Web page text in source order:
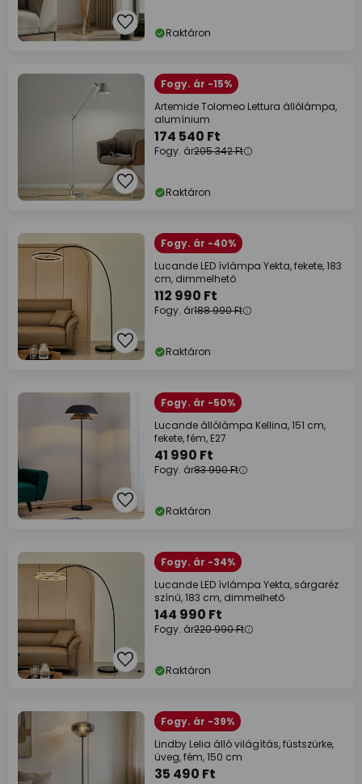
Raktáron
Fogy. ár -15%
Artemide Tolomeo Lettura állólámpa,
alumínium
174 540 Ft
Fogy. ár205 342 Ft
Raktáron
Fogy. ár -40%
Lucande LED ívlámpa Yekta, fekete, 183
cm, dimmelhető
112 990 Ft
Fogy. ár188 990 Ft
Raktáron
Fogy. ár -50%
Lucande állólámpa Kellina, 151 cm,
fekete, fém, E27
41 990 Ft
Fogy. ár83 990 Ft
Raktáron
Fogy. ár -34%
Lucande LED ívlámpa Yekta, sárgaréz
színű, 183 cm, dimmelhető
144 990 Ft
Fogy. ár220 990 Ft
Raktáron
Fogy. ár -39%
Lindby Lelia álló világítás, füstszürke,
üveg, fém, 150 cm
35 490 Ft